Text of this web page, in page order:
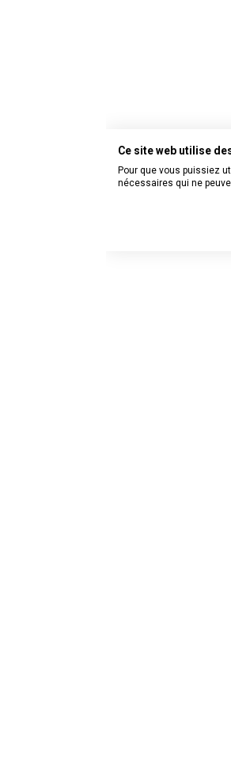
Ce site web utilise
Pour que vous puissiez
nécessaires qui ne